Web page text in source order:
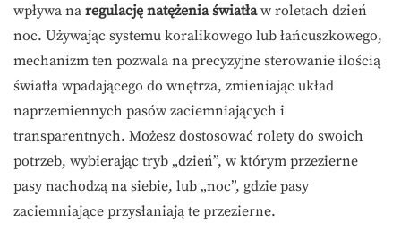
wpływa na regulację natężenia światław roletach dzień
noc. Używając systemu koralikowego lub łańcuszkowego,
mechanizm ten pozwala na precyzyjne sterowanie ilością
światła wpadającego do wnętrza, zmieniając układ
naprzemiennych pasów zaciemniających i
transparentnych. Możesz dostosować rolety do swoich
potrzeb, wybierając tryb „dzień”, w którym przezierne
pasy nachodzą na siebie, lub „noc”, gdzie pasy
zaciemniające przysłaniają te przezierne.